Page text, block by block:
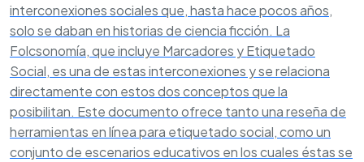
interconexiones sociales que, hasta hace pocos años,
solo se daban en historias de ciencia ficción. La
Folcsonomía, que incluye Marcadores y Etiquetado
Social, es una de estas interconexiones y se relaciona
directamente con estos dos conceptos que la
posibilitan. Este documento ofrece tanto una reseña de
herramientas en línea para etiquetado social, como un
conjunto de escenarios educativos en los cuales éstas se